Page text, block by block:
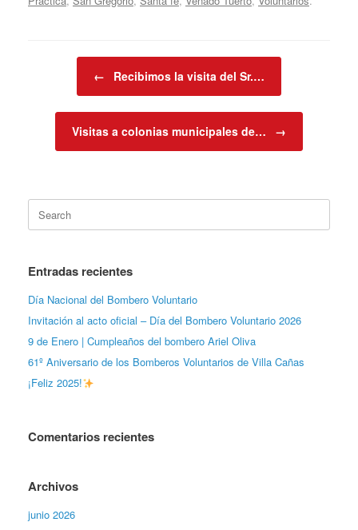
← Recibimos la visita del Sr.…
Visitas a colonias municipales de… →
for:
Entradas recientes
Día Nacional del Bombero Voluntario
Invitación al acto oficial – Día del Bombero Voluntario 2026
9 de Enero | Cumpleaños del bombero Ariel Oliva
61º Aniversario de los Bomberos Voluntarios de Villa Cañas
¡Feliz 2025!
Comentarios recientes
Archivos
junio 2026